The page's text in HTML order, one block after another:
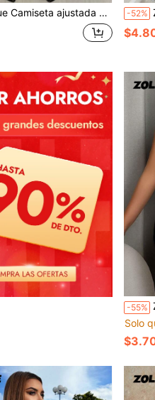
y sexy con cuello en V profundo y estampado de piel de serpiente brillante para mujer -52%
-55%
Solo